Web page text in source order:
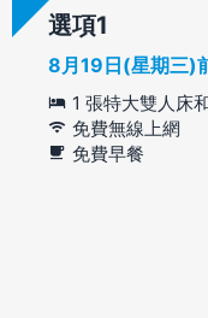
選項
8月19日(星期三)
1 張特大雙人床
免費無線上網
免費早餐